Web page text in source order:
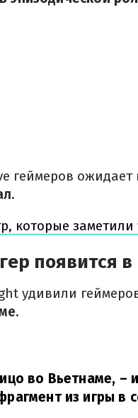
геймеров
которые заметили
появится
удивили
во Вьетнаме, –
из игры в